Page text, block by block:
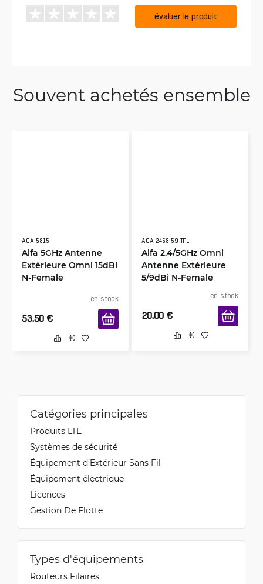
évaluer le produit
Souvent achetés ensemble
AOA-5815
Alfa 5GHz Antenne
Extérieure Omni 15dBi
N-Female
en stock
53.50 €
AOA-2458-59-TFL
Alfa 2.4/5GHz Omni
Antenne Extérieure
5/9dBi N-Female
en stock
20.00 €
Catégories principales
Produits LTE
Systèmes de sécurité
Équipement d’Extérieur Sans Fil
Équipement électrique
Licences
Gestion De Flotte
Types d'équipements
Routeurs Filaires